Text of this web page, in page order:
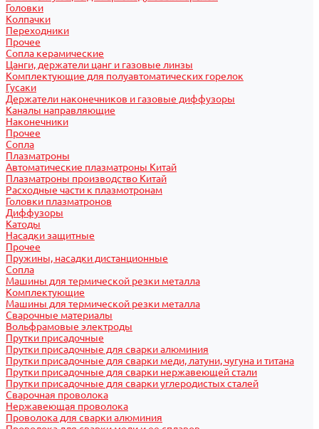
Головки
Колпачки
Переходники
Прочее
Сопла керамические
Цанги, держатели цанг и газовые линзы
Комплектующие для полуавтоматических горелок
Гусаки
Держатели наконечников и газовые диффузоры
Каналы направляющие
Наконечники
Прочее
Сопла
Плазматроны
Автоматические плазматроны Китай
Плазматроны производство Китай
Расходные части к плазмотронам
Головки плазматронов
Диффузоры
Катоды
Насадки защитные
Прочее
Пружины, насадки дистанционные
Сопла
Машины для термической резки металла
Комплектующие
Машины для термической резки металла
Сварочные материалы
Вольфрамовые электроды
Прутки присадочные
Прутки присадочные для сварки алюминия
Прутки присадочные для сварки меди, латуни, чугуна и титана
Прутки присадочные для сварки нержавеющей стали
Прутки присадочные для сварки углеродистых сталей
Сварочная проволока
Нержавеющая проволока
Проволока для сварки алюминия